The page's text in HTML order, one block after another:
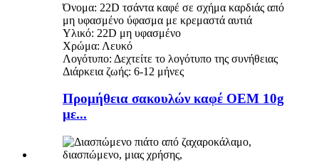
Όνομα: 22D τσάντα καφέ σε σχήμα καρδιάς από
μη υφασμένο ύφασμα με κρεμαστά αυτιά
Υλικό: 22D μη υφασμένο
Χρώμα: Λευκό
Λογότυπο: Δεχτείτε το λογότυπο της συνήθειας
Διάρκεια ζωής: 6-12 μήνες
Προμήθεια σακουλών καφέ OEM 10g
με...